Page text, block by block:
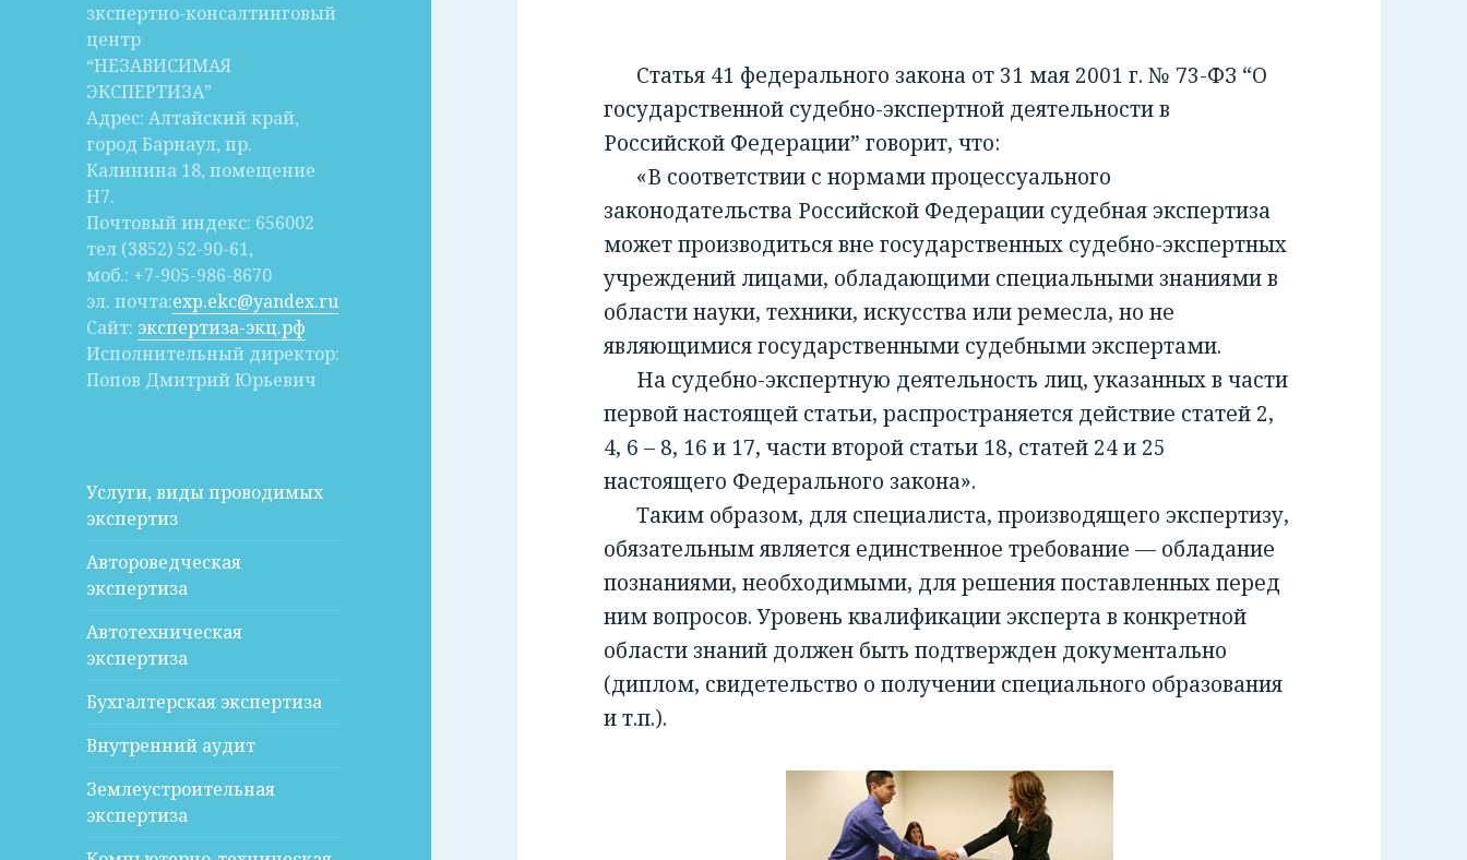
зкспертно-консалтинговый
центр
“НЕЗАВИСИМАЯ
ЭКСПЕРТИЗА”
Адрес: Алтайский край,
город Барнаул, пр.
Калинина 18, помещение
Н7.
Почтовый индекс: 656002
тел (3852) 52-90-61,
моб.: +7-905-986-8670
эл. почта:exp.ekc@yandex.ru
Сайт: экспертиза-экц.рф
Исполнительный директор:
Попов Дмитрий Юрьевич
Услуги, виды проводимых
экспертиз
Автороведческая
экспертиза
Автотехническая
экспертиза
Бухгалтерская экспертиза
Внутренний аудит
Землеустроительная
экспертиза
Статья 41 федерального закона от 31 мая 2001 г. № 73-ФЗ “О
государственной судебно-экспертной деятельности в
Российской Федерации” говорит, что:
«В соответствии с нормами процессуального
законодательства Российской Федерации судебная экспертиза
может производиться вне государственных судебно-экспертных
учреждений лицами, обладающими специальными знаниями в
области науки, техники, искусства или ремесла, но не
являющимися государственными судебными экспертами.
На судебно-экспертную деятельность лиц, указанных в части
первой настоящей статьи, распространяется действие статей 2,
4, 6 – 8, 16 и 17, части второй статьи 18, статей 24 и 25
настоящего Федерального закона».
Таким образом, для специалиста, производящего экспертизу,
обязательным является единственное требование — обладание
познаниями, необходимыми, для решения поставленных перед
ним вопросов. Уровень квалификации эксперта в конкретной
области знаний должен быть подтвержден документально
(диплом, свидетельство о получении специального образования
и т.п.).